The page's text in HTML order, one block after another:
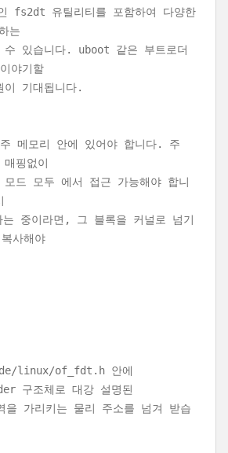
fs2dt 유틸리티를 포함하여 다양한
는
수 있습니다. uboot 같은 부트로더
야기할
기대됩니다.
메모리 안에 있어야 합니다. 주
핑없이
드 모두 에서 접근 가능해야 합니
는 중이라면, 그 블록을 커널로 넘기
사해야
linux/of_fdt.h 안에
구조체로 대강 설명된
가리키는 물리 주소를 넘겨 받습